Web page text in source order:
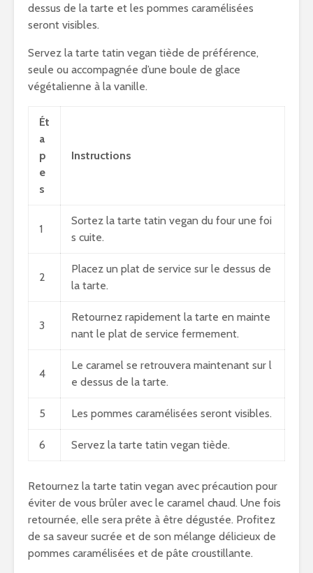
dessus de la tarte et les pommes caramélisées
seront visibles.
Servez la tarte tatin vegan tiède de préférence,
seule ou accompagnée d’une boule de glace
végétalienne à la vanille.
Ét
a
p
e
s
Instructions
1
Sortez la tarte tatin vegan du four une foi
s cuite.
2
Placez un plat de service sur le dessus de
la tarte.
3
Retournez rapidement la tarte en mainte
nant le plat de service fermement.
4
Le caramel se retrouvera maintenant sur l
e dessus de la tarte.
5 Les pommes caramélisées seront visibles.
6 Servez la tarte tatin vegan tiède.
Retournez la tarte tatin vegan avec précaution pour
éviter de vous brûler avec le caramel chaud. Une fois
retournée, elle sera prête à être dégustée. Profitez
de sa saveur sucrée et de son mélange délicieux de
pommes caramélisées et de pâte croustillante.